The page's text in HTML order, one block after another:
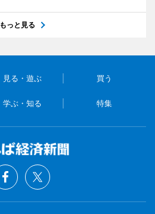
もっと見る
見る・遊ぶ 買う
学ぶ・知る 特集